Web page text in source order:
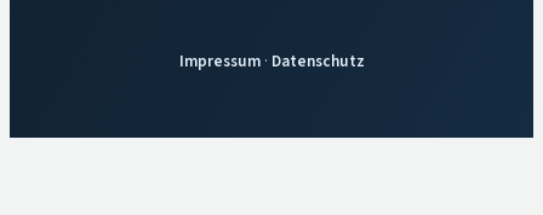
Impressum· Datenschutz